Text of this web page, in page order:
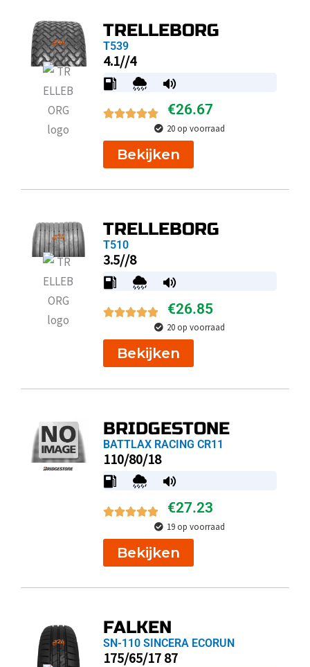
TRELLEBORG
T539
4.1//4
€26.67
20 op voorraad
Bekijken
TRELLEBORG
T510
3.5//8
€26.85
20 op voorraad
Bekijken
BRIDGESTONE
BATTLAX RACING CR11
110/80/18
€27.23
19 op voorraad
Bekijken
FALKEN
SN-110 SINCERA ECORUN
175/65/17 87